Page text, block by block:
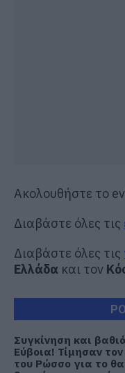
Ακολουθήστε το
Διαβάστε όλες τις
Διαβάστε όλες τις
Ελλάδα και τον
Συγκίνηση και
Εύβοια! Τίμησαν
του Ρώσσο για το